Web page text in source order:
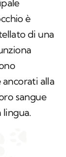
è
di una
ancorati alla
sangue
lingua.